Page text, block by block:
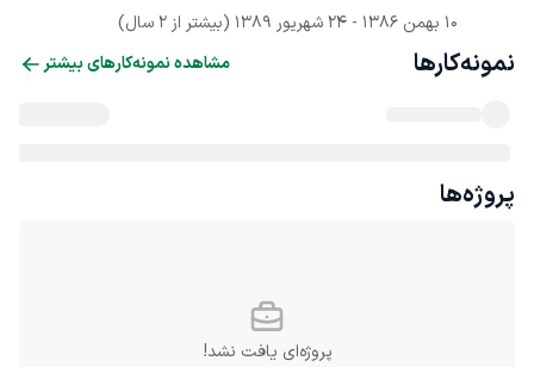
10 بهمن 1386
- 24 شهریور 1389 (بیشتر از 2 سال)
نمونه‌کارها مشاهده نمونه‌کارهای بیشتر
پروژه‌ها
پروژه‌ای یافت نشد!